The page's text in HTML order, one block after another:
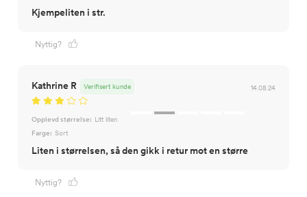
Kjempeliten i str.
Nyttig?
Kathrine R 14.08.24
Verifisert kunde
Opplevd størrelse: Litt liten
Farge: Sort
Liten i størrelsen, så den gikk i retur mot en større
Nyttig?